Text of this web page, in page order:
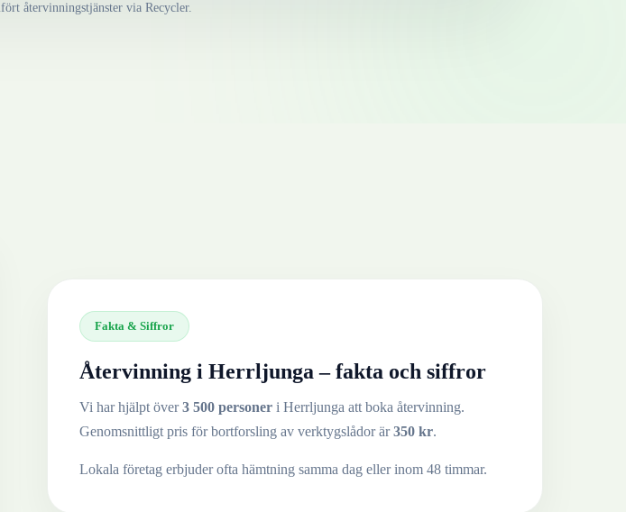
återvinningstjänster via Recycler.
Fakta & Siffror
Återvinning i Herrljunga – fakta och siffror
Vi har hjälpt över3 500 personer i Herrljunga att boka återvinning.
Genomsnittligt pris för bortforsling av verktygslådorär350 kr.
Lokala företag erbjuder ofta hämtning samma dag eller inom 48 timmar.